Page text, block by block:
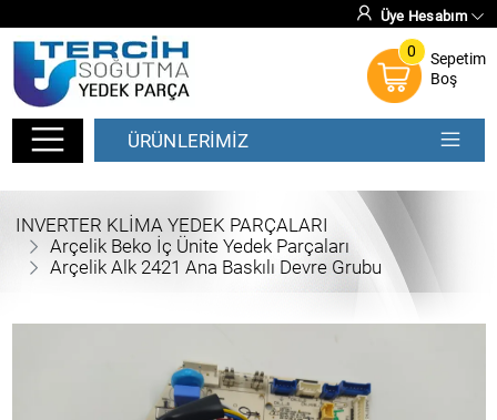
Üye Hesabım
Sepetim
0
Boş
ÜRÜNLERİMİZ
INVERTER KLİMA YEDEK PARÇALARI
Arçelik Beko İç Ünite Yedek Parçaları
Arçelik Alk 2421 Ana Baskılı Devre Grubu